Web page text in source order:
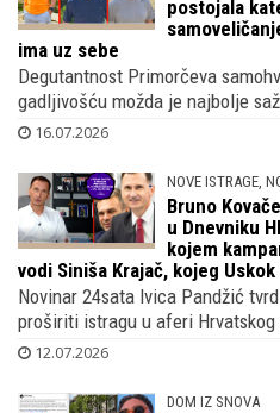
postojala
ima uz sebe
Degutantnost Primorčeva
gadljivošću možda je najbolje
16.07.2026
NOVE ISTRAGE,
Bruno
u Dnevniku
kojem
vodi Siniša Krajač, kojeg
Novinar 24sata Ivica Pandžić
proširiti istragu u aferi Hrvatskog
12.07.2026
DOM IZ SNOVA